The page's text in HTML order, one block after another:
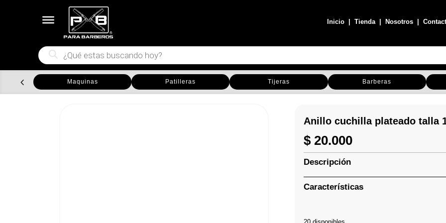
Inicio |Tienda| Nosotros |
Búsqueda
de
productos
Maquinas Patilleras Tijeras Barberas
Anillo cuchilla plateado talla
$ 20.000
Descripción
Características